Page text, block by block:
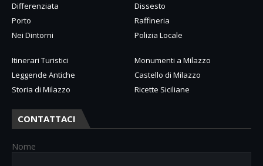
Differenziata
Dissesto
Porto
Raffineria
Nei Dintorni
Polizia Locale
Itinerari Turistici
Monumenti a Milazzo
Leggende Antiche
Castello di Milazzo
Storia di Milazzo
Ricette Siciliane
CONTATTACI
Nome